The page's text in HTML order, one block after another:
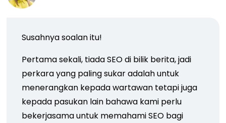
Susahnya soalan itu!
Pertama sekali, tiada SEO di bilik berita, jadi
perkara yang paling sukar adalah untuk
menerangkan kepada wartawan tetapi juga
kepada pasukan lain bahawa kami perlu
bekerjasama untuk memahami SEO bagi